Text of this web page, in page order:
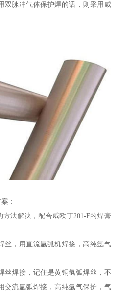
双脉冲气体保护焊的话，则采用威
：
法解决，配合威欧丁201-F的焊膏
丝，用直流氩弧机焊接，高纯氩气
丝焊接，记住是黄铜氩弧焊丝，不
交流氩弧焊接，高纯氩气保护，气